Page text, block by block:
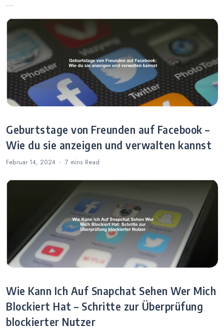
Geburtstage von Freunden auf Facebook –
Wie du sie anzeigen und verwalten kannst
Februar 14, 2024 7 mins Read
Wie Kann Ich Auf Snapchat Sehen Wer Mich
Blockiert Hat – Schritte zur Überprüfung
blockierter Nutzer